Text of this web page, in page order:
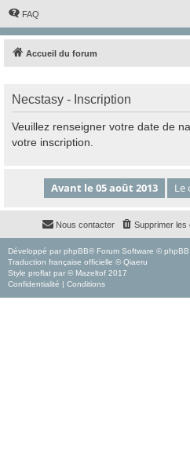
FAQ
Accueil du forum
Necstasy - Inscription
Veuillez renseigner votre date de
votre inscription.
Supprimer les
Nous contacter
Développé par phpBB® Forum Software © phpBB
Traduction française officielle © Qiaeru
Style proflat par © Mazeltof 2017
Confidentialité
Conditions